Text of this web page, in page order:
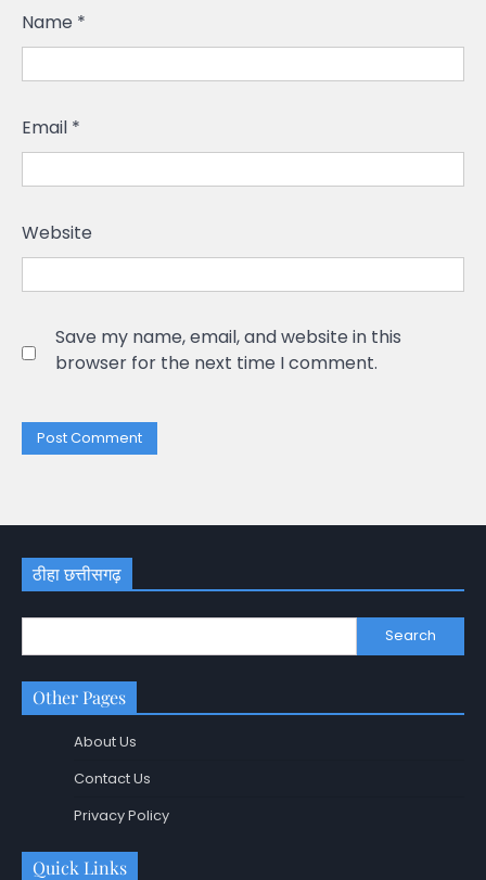
Name *
Email *
Website
Save my name, email, and website in this
browser for the next time I comment.
ठीहा छत्तीसगढ़
Search
Other Pages
About Us
Contact Us
Privacy Policy
Quick Links